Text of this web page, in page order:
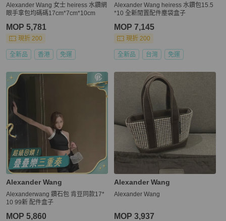
Alexander Wang 女士 heiress 水鑽網
眼手拿包均碼碼17cm*7cm*10cm
MOP 5,781
現折 200
全新品 香港 免運
Alexander Wang heiress 水鑽包15.5
*10 全新閒置配件塵袋盒子
MOP 7,145
現折 200
全新品 台灣 免運
Alexander Wang
Alexanderwang 鑽石包 肯豆同款17*
10 99新 配件盒子
MOP 5,860
Alexander Wang
Alexander Wang
MOP 3,937